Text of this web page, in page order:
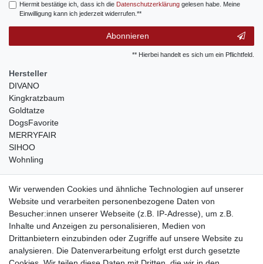
Hiermit bestätige ich, dass ich die Daten­schutz­erklärunggelesen habe. Meine
Einwilligung kann ich jederzeit widerrufen.**
Abonnieren
** Hierbei handelt es sich um ein Pflichtfeld.
Hersteller
DIVANO
Kingkratzbaum
Goldtatze
DogsFavorite
MERRYFAIR
SIHOO
Wohnling
weitere Shops
traumlampen- Lampen und Kronleuchter
kinderwagencenter- Exklusive und günstige Kinderwagen
gastrogeraete24- alles für Gastronomie und Imbiss
soziale Medien
Wir verwenden Cookies und ähnliche Technologien auf unserer
Website und verarbeiten personenbezogene Daten von
Besucher:innen unserer Webseite (z.B. IP-Adresse), um z.B.
Inhalte und Anzeigen zu personalisieren, Medien von
Drittanbietern einzubinden oder Zugriffe auf unsere Website zu
analysieren. Die Datenverarbeitung erfolgt erst durch gesetzte